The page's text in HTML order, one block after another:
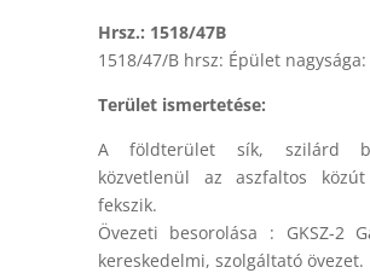
Hrsz.: 1518/47B
1518/47/B hrsz: Épület nagysága:
Terület ismertetése:
A földterület sík, szilárd
közvetlenül az aszfaltos
fekszik.
Övezeti besorolása : GKSZ-2
kereskedelmi, szolgáltató övezet.